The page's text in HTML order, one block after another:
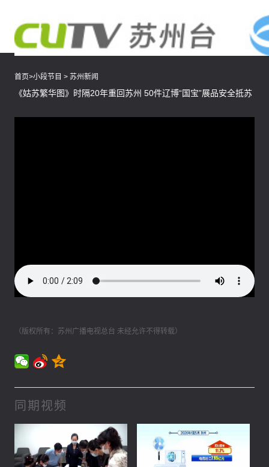
首页>小段节目 > 苏州新闻
《姑苏繁华图》时隔20年重回苏州 50件辽博“国宝”展品安全抵苏
（版权所有：苏州广播电视总台 未经允许不得转载）
同期视频